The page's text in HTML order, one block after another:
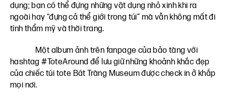
dụng; bạn có thể đựng những vật dụng nhỏ xinh khi ra
ngoài hay “đựng cả thể giới trong túi” mà vẫn không mất đi
tính thẩm mỹ và thời trang.
Một album ảnh trên fanpage của bảo tàng với
hashtag #ToteAround để lưu giữ những khoảnh khắc đẹp
của chiếc túi tote Bát Tràng Museum được check in ở khắp
mọi nơi.